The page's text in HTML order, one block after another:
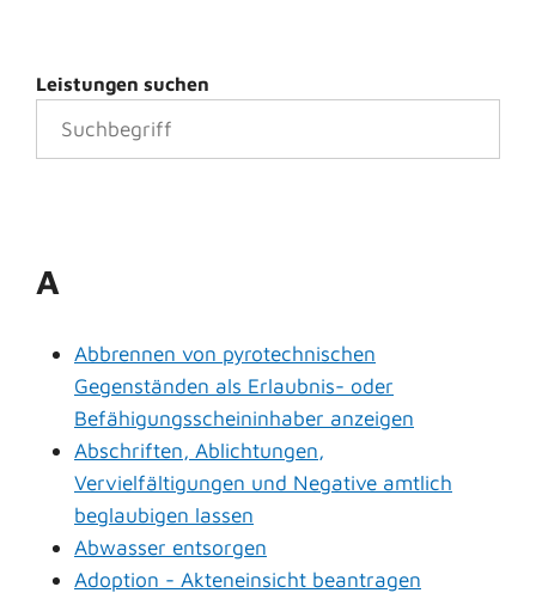
Leistungen suchen
A
Abbrennen von pyrotechnischen
Gegenständen als Erlaubnis- oder
Befähigungsscheininhaber anzeigen
Abschriften, Ablichtungen,
Vervielfältigungen und Negative amtlich
beglaubigen lassen
Abwasser entsorgen
Adoption - Akteneinsicht beantragen